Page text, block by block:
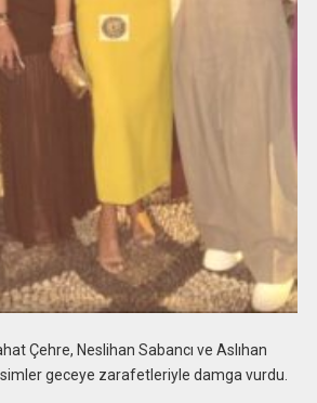
Çehre, Neslihan Sabancı ve Aslıhan
geceye zarafetleriyle damga vurdu.